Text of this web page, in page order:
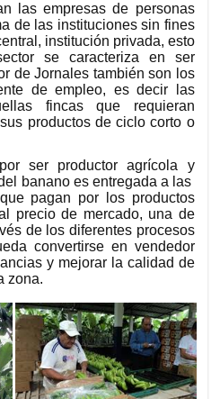
las empresas de personas
de las instituciones sin fines
institución privada, esto
se caracteriza en ser
de Jornales también son los
de empleo, es decir las
fincas que requieran
productos de ciclo corto o
ser productor agrícola y
banano es entregada a las
pagan por los productos
precio de mercado, una de
de los diferentes procesos
convertirse en vendedor
y mejorar la calidad de
zona.